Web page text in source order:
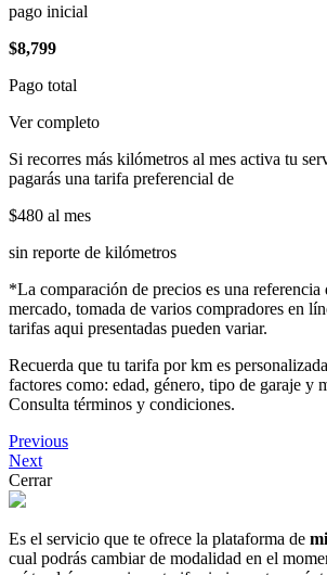
pago inicial
$8,799
Pago total
Ver completo
Si recorres más kilómetros al mes activa tu
pagarás una tarifa preferencial de
$480 al mes
sin reporte de kilómetros
*La comparación de precios es una referencia
mercado, tomada de varios compradores en
tarifas aqui presentadas pueden variar.
Recuerda que tu tarifa por km es
factores como: edad, género, tipo de garaje y
Consulta términos y condiciones.
Previous
Next
Cerrar
Es el servicio que te ofrece la plataforma de
cual podrás cambiar de modalidad en el